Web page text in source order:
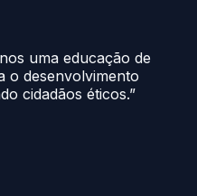
uma educação de
o desenvolvimento
cidadãos éticos.”